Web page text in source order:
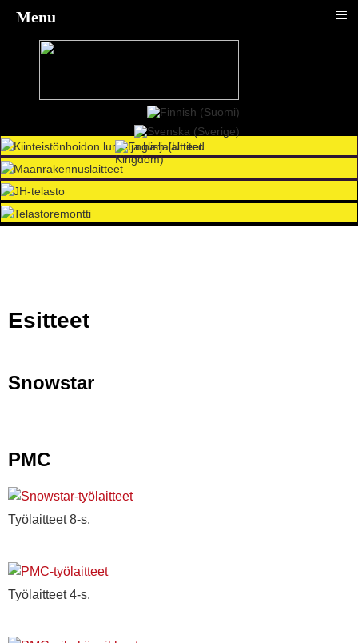
Esitteet
Snowstar
PMC
Työlaitteet 8-s.
Työlaitteet 4-s.
Menu ≡